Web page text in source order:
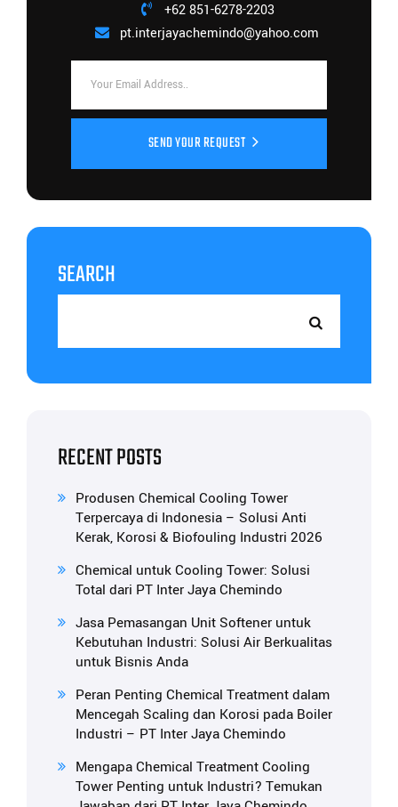
+62 851-6278-2203
pt.interjayachemindo@yahoo.com
SEND YOUR REQUEST
SEARCH
RECENT POSTS
Produsen Chemical Cooling Tower
Terpercaya di Indonesia – Solusi Anti
Kerak, Korosi & Biofouling Industri 2026
Chemical untuk Cooling Tower: Solusi
Total dari PT Inter Jaya Chemindo
Jasa Pemasangan Unit Softener untuk
Kebutuhan Industri: Solusi Air Berkualitas
untuk Bisnis Anda
Peran Penting Chemical Treatment dalam
Mencegah Scaling dan Korosi pada Boiler
Industri – PT Inter Jaya Chemindo
Mengapa Chemical Treatment Cooling
Tower Penting untuk Industri? Temukan